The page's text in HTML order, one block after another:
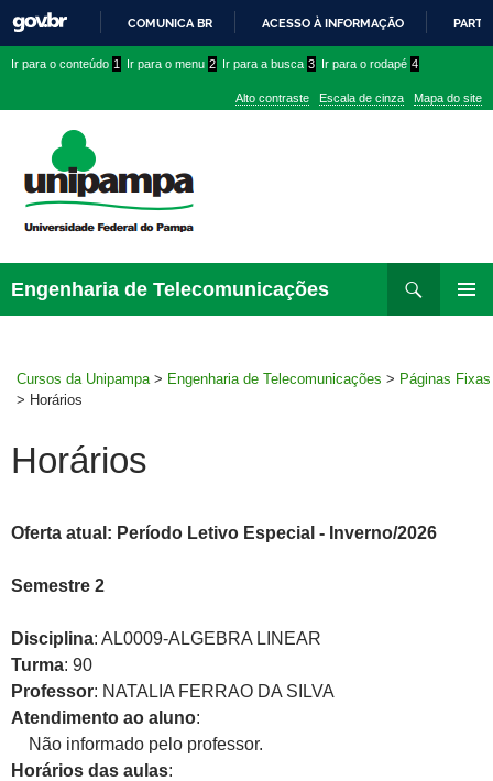
PARA
CONTEÚDO
COMUNICA BR ACESSO À INFORMAÇÃO
conteúdo
menu
superior
menu
Ir para o conteúdo 1 Ir para o menu 2 Ir para a busca 3 Ir para o rodapé 4
Alto contraste Escala de cinza Mapa do site
Engenharia de Telecomunicações
Cursos da Unipampa > Engenharia de Telecomunicações > Páginas Fixas
> Horários
Horários
Oferta atual: Período Letivo Especial - Inverno/2026
Semestre 2
Disciplina: AL0009-ALGEBRA LINEAR
Turma: 90
Professor: NATALIA FERRAO DA SILVA
Atendimento ao aluno:
Não informado pelo professor.
Horários das aulas: